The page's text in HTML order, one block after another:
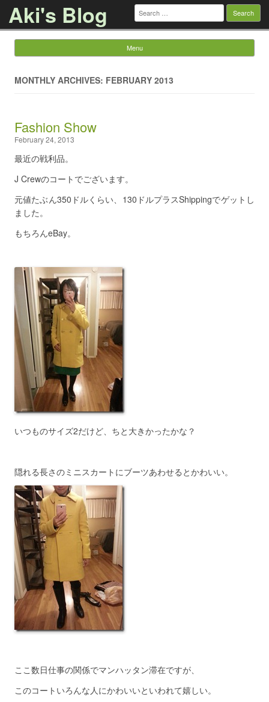
Aki's Blog Search
for:
Menu
MONTHLY ARCHIVES: FEBRUARY 2013
Fashion Show
February 24, 2013
最近の戦利品。
J Crewのコートでございます。
元値たぶん350ドルくらい、130ドルプラスShippingでゲットし
ました。
もちろんeBay。
いつものサイズ2だけど、ちと大きかったかな？
隠れる長さのミニスカートにブーツあわせるとかわいい。
ここ数日仕事の関係でマンハッタン滞在ですが、
このコートいろんな人にかわいいといわれて嬉しい。